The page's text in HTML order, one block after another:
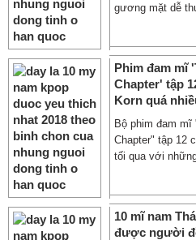
gương mặt dễ
Phim đam mĩ
Chapter' tập
Korn quá
Bộ phim đam mĩ
Chapter" tập 12
tối qua với
10 mĩ nam
được người